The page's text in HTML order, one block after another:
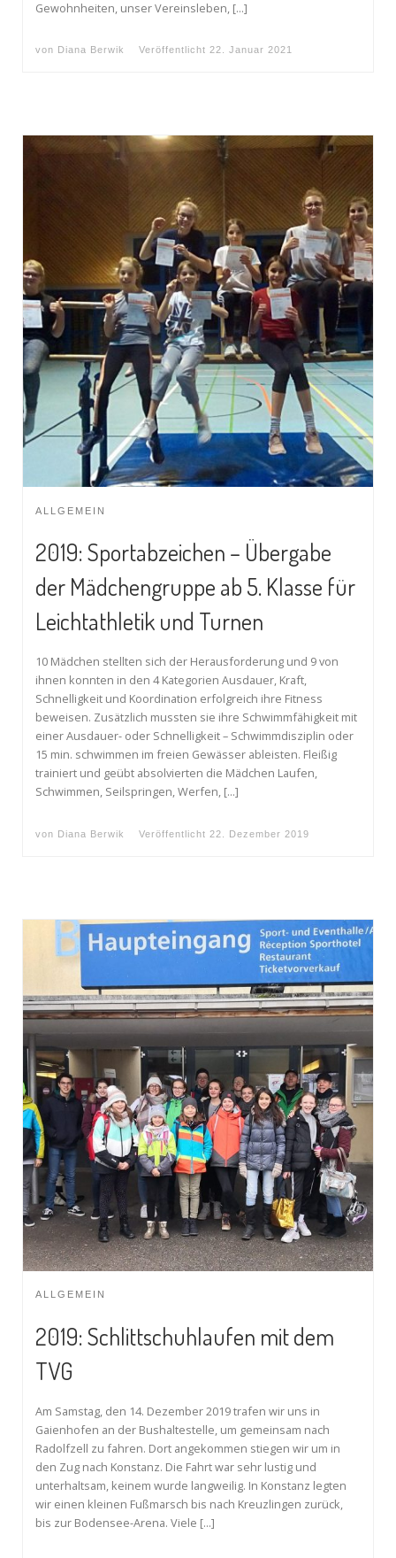
Gewohnheiten, unser Vereinsleben, […]
von Diana Berwik Veröffentlicht 22. Januar 2021
ALLGEMEIN
2019: Sportabzeichen – Übergabe
der Mädchengruppe ab 5. Klasse für
Leichtathletik und Turnen
10 Mädchen stellten sich der Herausforderung und 9 von
ihnen konnten in den 4 Kategorien Ausdauer, Kraft,
Schnelligkeit und Koordination erfolgreich ihre Fitness
beweisen. Zusätzlich mussten sie ihre Schwimmfähigkeit mit
einer Ausdauer- oder Schnelligkeit – Schwimmdisziplin oder
15 min. schwimmen im freien Gewässer ableisten. Fleißig
trainiert und geübt absolvierten die Mädchen Laufen,
Schwimmen, Seilspringen, Werfen, […]
von Diana Berwik Veröffentlicht 22. Dezember 2019
ALLGEMEIN
2019: Schlittschuhlaufen mit dem
TVG
Am Samstag, den 14. Dezember 2019 trafen wir uns in
Gaienhofen an der Bushaltestelle, um gemeinsam nach
Radolfzell zu fahren. Dort angekommen stiegen wir um in
den Zug nach Konstanz. Die Fahrt war sehr lustig und
unterhaltsam, keinem wurde langweilig. In Konstanz legten
wir einen kleinen Fußmarsch bis nach Kreuzlingen zurück,
bis zur Bodensee-Arena. Viele […]